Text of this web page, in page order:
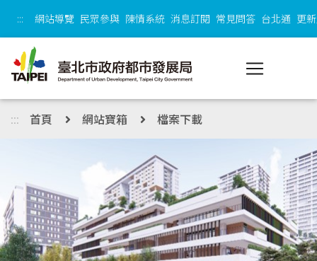
::: 網站導覽 民眾參與 陳情系統 消息訂閱 常見問答 台北通 更
::: 首頁 網站寶箱 檔案下載